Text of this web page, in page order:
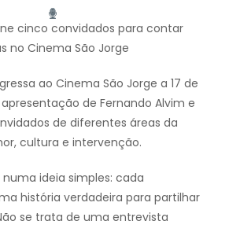
cinco convidados para contar
no Cinema São Jorge
ao Cinema São Jorge a 17 de
de Fernando Alvim e
de diferentes áreas da
cultura e intervenção.
ideia simples: cada
história verdadeira para partilhar
se trata de uma entrevista